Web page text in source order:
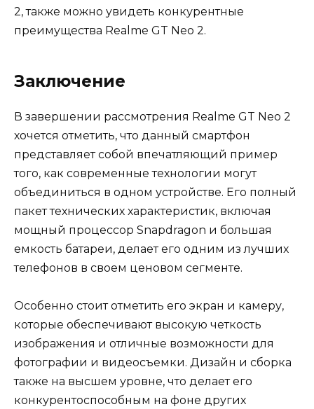
2, также можно увидеть конкурентные
преимущества Realme GT Neo 2.
Заключение
В завершении рассмотрения Realme GT Neo 2
хочется отметить, что данный смартфон
представляет собой впечатляющий пример
того, как современные технологии могут
объединиться в одном устройстве. Его полный
пакет технических характеристик, включая
мощный процессор Snapdragon и большая
емкость батареи, делает его одним из лучших
телефонов в своем ценовом сегменте.
Особенно стоит отметить его экран и камеру,
которые обеспечивают высокую четкость
изображения и отличные возможности для
фотографии и видеосъемки. Дизайн и сборка
также на высшем уровне, что делает его
конкурентоспособным на фоне других